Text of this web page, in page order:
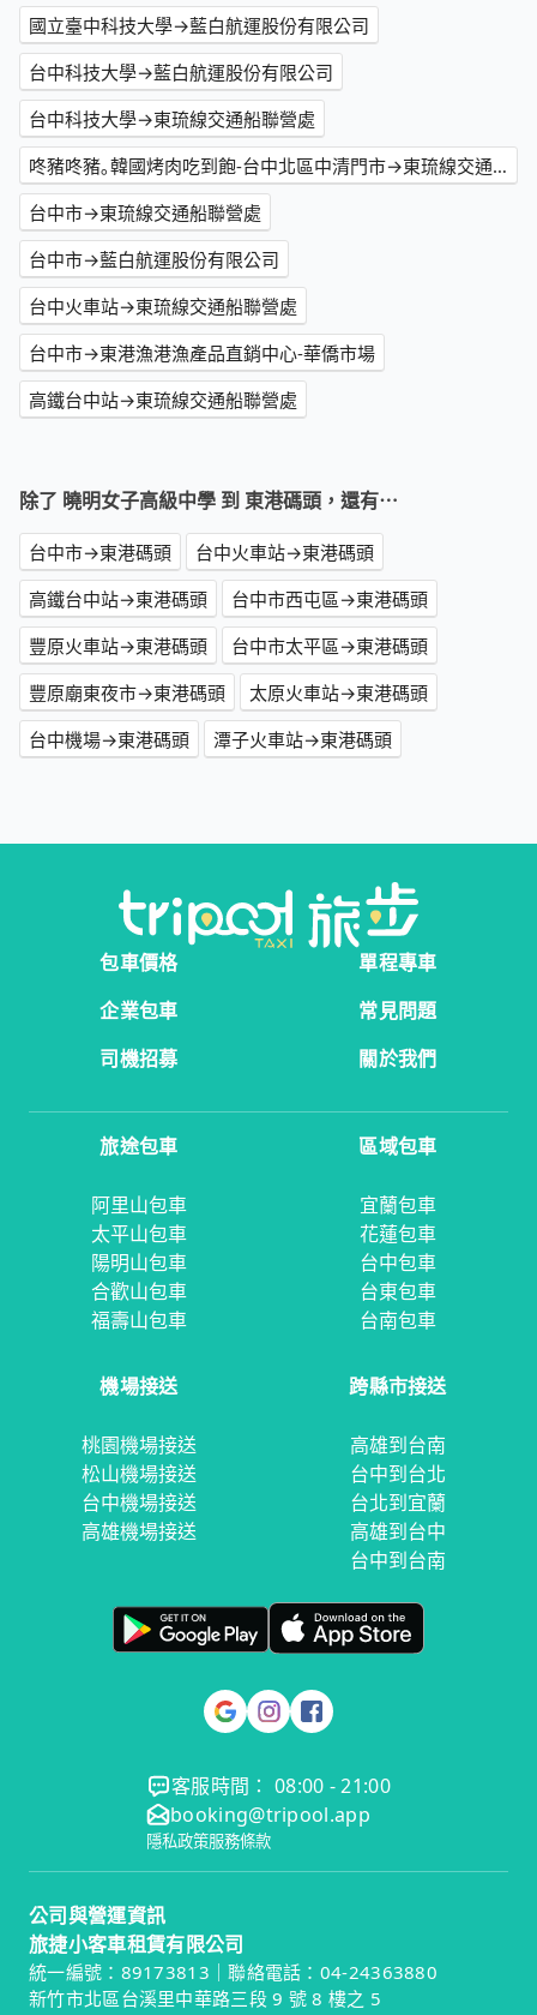
國立臺中科技大學→藍白航運股份有限公司
台中科技大學→藍白航運股份有限公司
台中科技大學→東琉線交通船聯營處
咚豬咚豬｡韓國烤肉吃到飽-台中北區中清門市→東琉線交通船聯營處
台中市→東琉線交通船聯營處
台中市→藍白航運股份有限公司
台中火車站→東琉線交通船聯營處
台中市→東港漁港漁產品直銷中心-華僑市場
高鐵台中站→東琉線交通船聯營處
除了 曉明女子高級中學 到 東港碼頭，還有⋯
台中市→東港碼頭
台中火車站→東港碼頭
高鐵台中站→東港碼頭
台中市西屯區→東港碼頭
豐原火車站→東港碼頭
台中市太平區→東港碼頭
豐原廟東夜市→東港碼頭
太原火車站→東港碼頭
台中機場→東港碼頭
潭子火車站→東港碼頭
包車價格
單程專車
企業包車
常見問題
司機招募
關於我們
旅途包車
阿里山包車
太平山包車
陽明山包車
合歡山包車
福壽山包車
區域包車
宜蘭包車
花蓮包車
台中包車
台東包車
台南包車
機場接送
桃園機場接送
松山機場接送
台中機場接送
高雄機場接送
跨縣市接送
高雄到台南
台中到台北
台北到宜蘭
高雄到台中
台中到台南
客服時間： 08:00 - 21:00
booking@tripool.app
隱私政策服務條款
公司與營運資訊
旅捷小客車租賃有限公司
統一編號：89173813｜聯絡電話：04-24363880
新竹市北區台溪里中華路三段 9 號 8 樓之 5